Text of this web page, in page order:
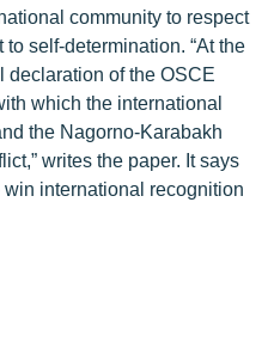
community to respect
self-determination. “At the
declaration of the OSCE
which the international
the Nagorno-Karabakh
writes the paper. It says
international recognition